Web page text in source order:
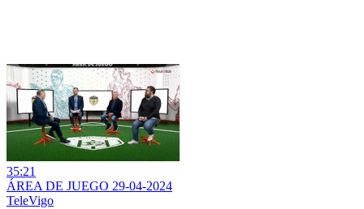
35:21
ÁREA DE JUEGO 29-04-2024
TeleVigo